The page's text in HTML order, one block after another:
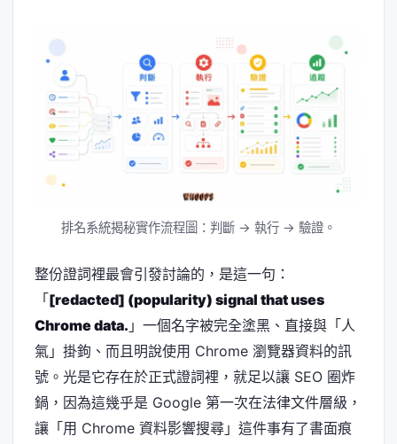
排名系統揭秘實作流程圖：判斷 → 執行 → 驗證。
整份證詞裡最會引發討論的，是這一句：
「 [redacted] (popularity) signal that uses
Chrome data. 」一個名字被完全塗黑、直接與「人
氣」掛鉤、而且明說使用 Chrome 瀏覽器資料的訊
號。光是它存在於正式證詞裡，就足以讓 SEO 圈炸
鍋，因為這幾乎是 Google 第一次在法律文件層級，
讓「用 Chrome 資料影響搜尋」這件事有了書面痕